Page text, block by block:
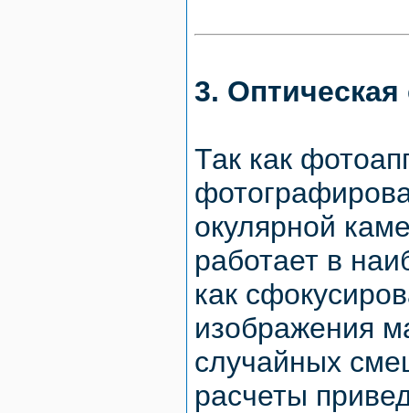
3.
Так как
окулярной
работает в
как
изображения
случайных
расчеты